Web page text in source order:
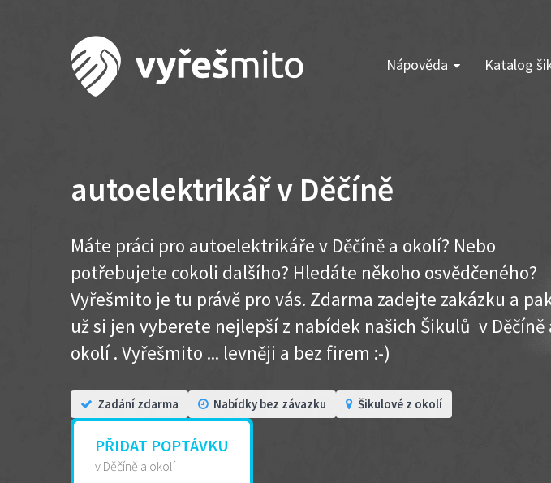
Nápověda Katalog
autoelektrikář v Děčíně
Máte práci pro autoelektrikáře v Děčíně a okolí? Nebo
potřebujete cokoli dalšího? Hledáte někoho osvědčeného?
Vyřešmito je tu právě pro vás. Zdarma zadejte zakázku a
už si jen vyberete nejlepší z nabídek našich Šikulů v Děčíně
okolí . Vyřešmito ... levněji a bez firem :-)
Zadání zdarma Nabídky bez závazku Šikulové z okolí
PŘIDAT POPTÁVKU
v Děčíně a okolí